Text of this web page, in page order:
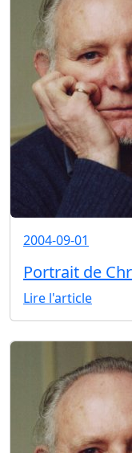
2004-09-01
Portrait de
Lire l'article